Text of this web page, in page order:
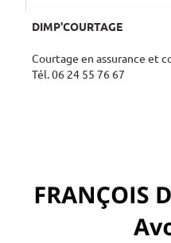
DIMP'COURTAGE
Courtage en assurance et
Tél. 06 24 55 76 67